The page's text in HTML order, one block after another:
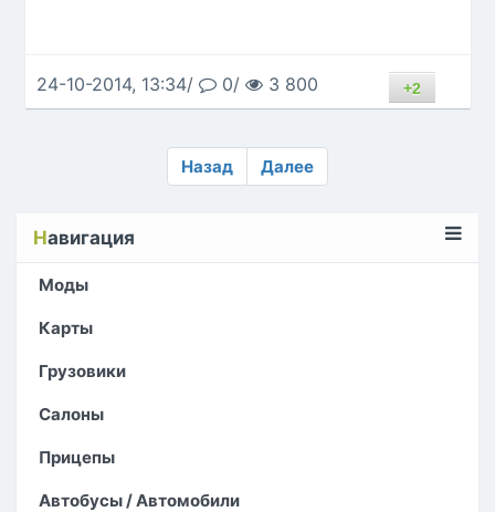
24-10-2014, 13:34/ 0/ 3 800 +2
Назад Далее
Навигация
Моды
Карты
Грузовики
Салоны
Прицепы
Автобусы / Автомобили